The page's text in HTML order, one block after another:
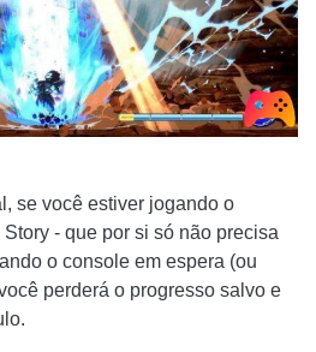
se você estiver jogando o
- que por si só não precisa
o console em espera (ou
perderá o progresso salvo e